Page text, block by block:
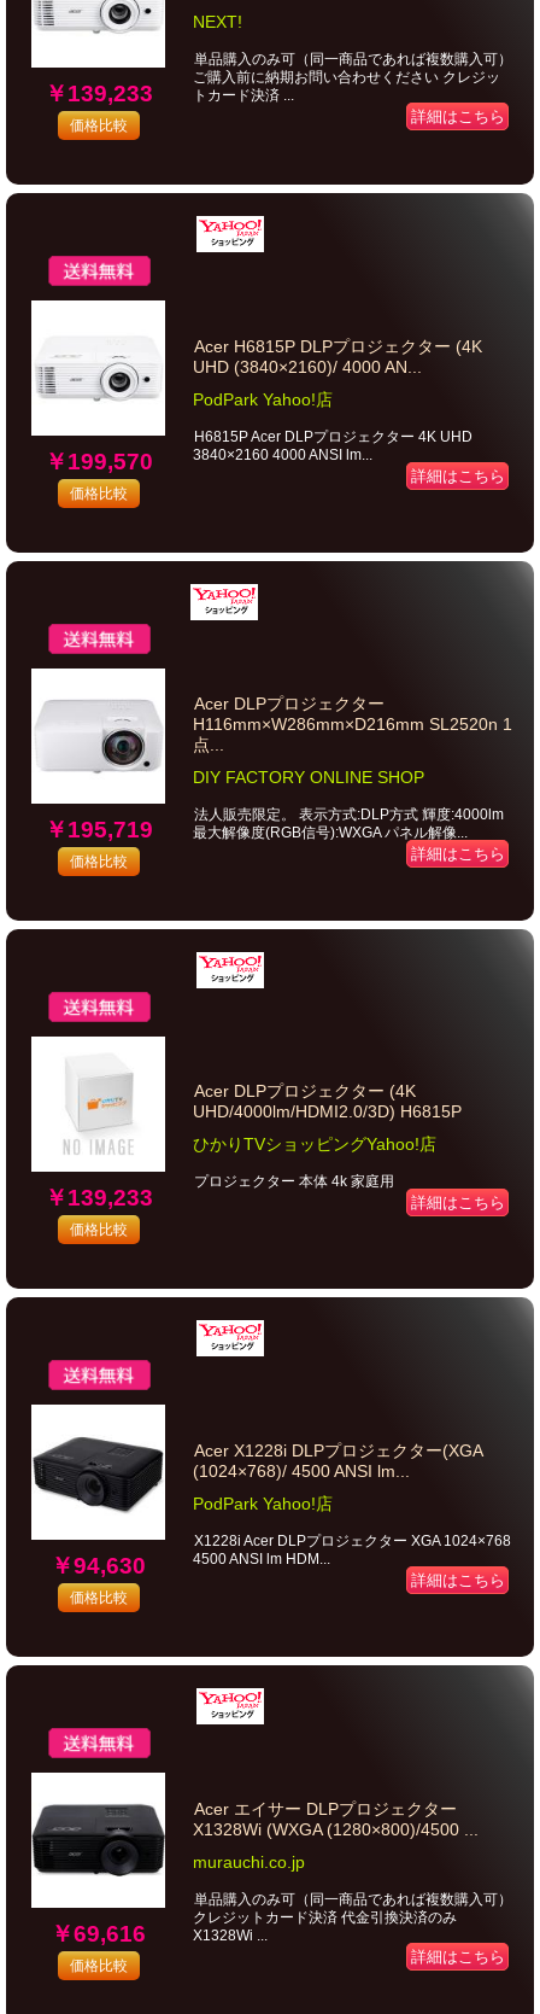
￥139,233
価格比較
NEXT!
単品購入のみ可（同一商品であれば複数購入可）
ご購入前に納期お問い合わせください クレジッ
トカード決済 ...
詳細はこちら
￥199,570
価格比較
Acer H6815P DLPプロジェクター (4K
UHD (3840×2160)/ 4000 AN...
PodPark Yahoo!店
H6815P Acer DLPプロジェクター 4K UHD
3840×2160 4000 ANSI lm...
詳細はこちら
￥195,719
価格比較
Acer DLPプロジェクター
H116mm×W286mm×D216mm SL2520n 1
点...
DIY FACTORY ONLINE SHOP
法人販売限定。 表示方式:DLP方式 輝度:4000lm
最大解像度(RGB信号):WXGA パネル解像...
詳細はこちら
￥139,233
価格比較
Acer DLPプロジェクター (4K
UHD/4000lm/HDMI2.0/3D) H6815P
ひかりTVショッピングYahoo!店
プロジェクター 本体 4k 家庭用
詳細はこちら
￥94,630
価格比較
Acer X1228i DLPプロジェクター(XGA
(1024×768)/ 4500 ANSI lm...
PodPark Yahoo!店
X1228i Acer DLPプロジェクター XGA 1024×768
4500 ANSI lm HDM...
詳細はこちら
￥69,616
価格比較
Acer エイサー DLPプロジェクター
X1328Wi (WXGA (1280×800)/4500 ...
murauchi.co.jp
単品購入のみ可（同一商品であれば複数購入可）
クレジットカード決済 代金引換決済のみ
X1328Wi ...
詳細はこちら